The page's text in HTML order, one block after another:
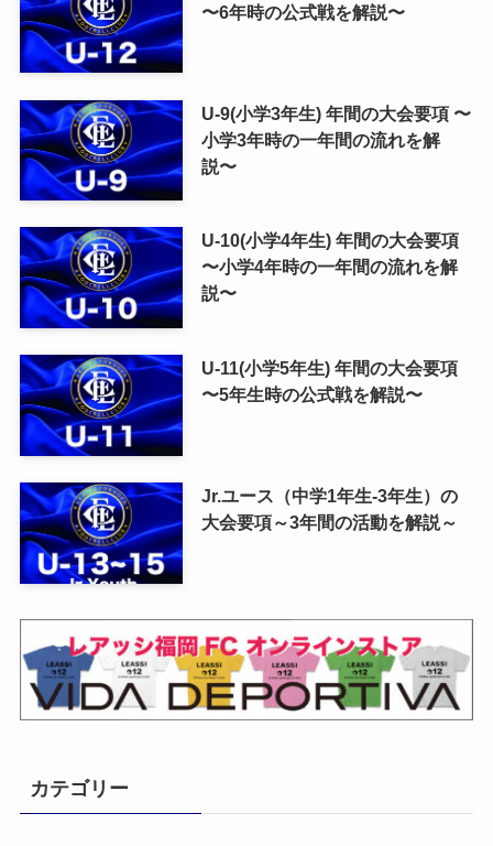
〜6年時の公式戦を解説〜
U-9(小学3年生) 年間の大会要項 〜
小学3年時の一年間の流れを解
説〜
U-10(小学4年生) 年間の大会要項
〜小学4年時の一年間の流れを解
説〜
U-11(小学5年生) 年間の大会要項
〜5年生時の公式戦を解説〜
Jr.ユース（中学1年生-3年生）の
大会要項～3年間の活動を解説～
カテゴリー